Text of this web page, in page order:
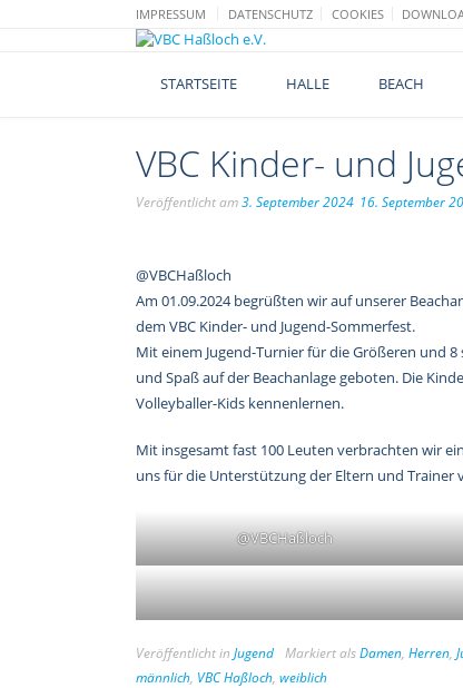
IMPRESSUM DATENSCHUTZ COOKIES
STARTSEITE HALLE BEACH
VBC Kinder- und
Veröffentlicht am3. September 2024 16. September
@VBCHaßloch
Am 01.09.2024 begrüßten wir auf unserer
dem VBC Kinder- und Jugend-Sommerfest.
Mit einem Jugend-Turnier für die Größeren und
und Spaß auf der Beachanlage geboten. Die
Volleyballer-Kids kennenlernen.
Mit insgesamt fast 100 Leuten verbrachten wir
uns für die Unterstützung der Eltern und Trainer
@VBCHaßloch
Veröffentlicht in Jugend Markiert alsDamen, Herren,
männlich, VBC Haßloch, weiblich